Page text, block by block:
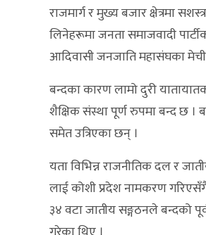
राजमार्ग र मुख्य बजार क्षेत्रमा
लिनेहरूमा जनता समाजवादी
आदिवासी जनजाति महासंघका
बन्दका कारण लामो दुरी
शैक्षिक संस्था पूर्ण रुपमा बन्द छ ।
समेत उत्रिएका छन् ।
यता विभिन्न राजनीतिक दल र
लाई कोशी प्रदेश नामकरण
३४ वटा जातीय सङ्गठनले बन्दको